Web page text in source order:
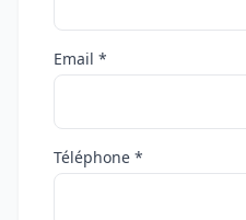
Email *
Téléphone *